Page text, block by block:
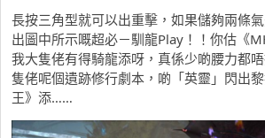
長按三角型就可以出重擊，如果儲夠兩條
出圖中所示嘅超必－馴龍Play！！你估《
我大隻佬有得騎龍添呀，真係少啲腰力都
隻佬呢個遺跡修行劇本，啲「英靈」閃出
王》添……